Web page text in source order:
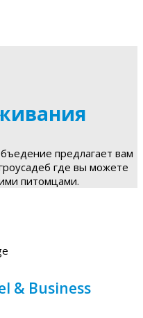
предлагает вам
где вы можете
питомцами.
& Business